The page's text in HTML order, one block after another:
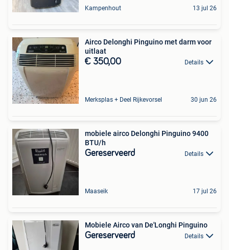
Kampenhout 13 jul 26
Airco Delonghi Pinguino met darm voor
uitlaat
€ 350,00 Details
Merksplas + Deel Rijkevorsel 30 jun 26
mobiele airco Delonghi Pinguino 9400
BTU/h
Gereserveerd Details
Maaseik 17 jul 26
Mobiele Airco van De'Longhi Pinguino
Gereserveerd Details